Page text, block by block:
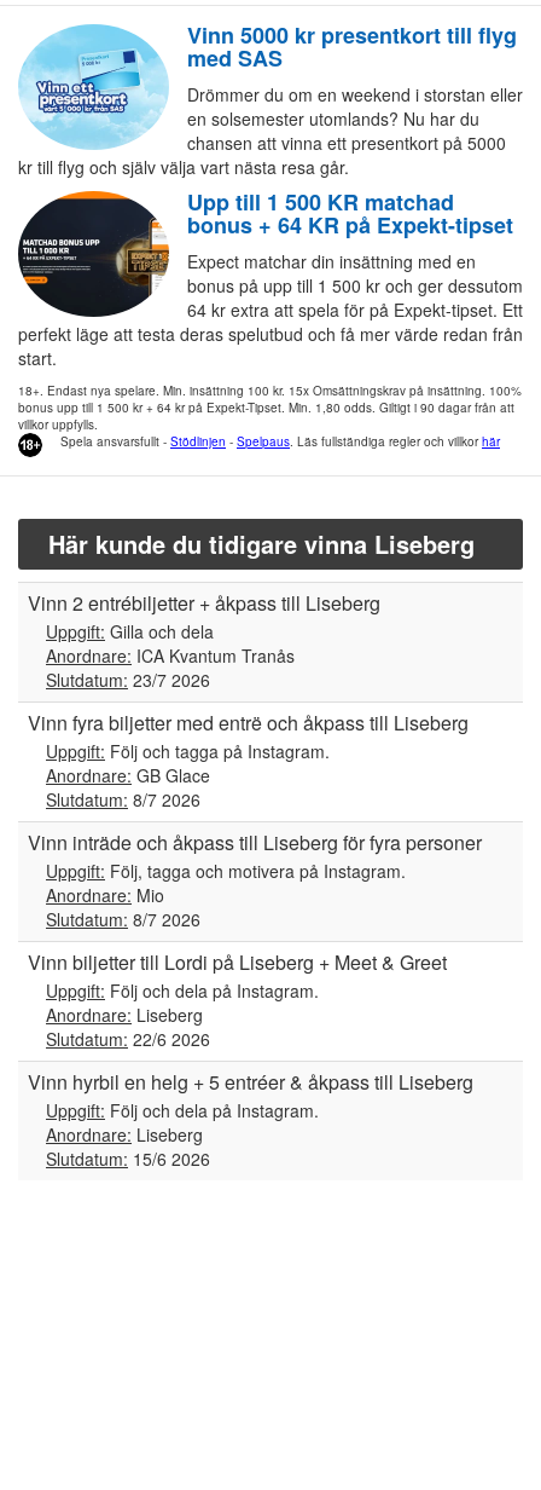
Vinn 5000 kr presentkort till flyg
med SAS
Drömmer du om en weekend i storstan eller
en solsemester utomlands? Nu har du
chansen att vinna ett presentkort på 5000
kr till flyg och själv välja vart nästa resa går.
Upp till 1 500 KR matchad
bonus + 64 KR på Expekt-tipset
Expect matchar din insättning med en
bonus på upp till 1 500 kr och ger dessutom
64 kr extra att spela för på Expekt-tipset. Ett
perfekt läge att testa deras spelutbud och få mer värde redan från
start.
18+. Endast nya spelare. Min. insättning 100 kr. 15x Omsättningskrav på insättning. 100%
bonus upp till 1 500 kr + 64 kr på Expekt-Tipset. Min. 1,80 odds. Giltigt i 90 dagar från att
villkor uppfylls.
Spela ansvarsfullt - Stödlinjen - Spelpaus. Läs fullständiga regler och villkorhär
Här kunde du tidigare vinna Liseberg
Vinn 2 entrébiljetter + åkpass till Liseberg
Uppgift: Gilla och dela
Anordnare: ICA Kvantum Tranås
Slutdatum: 23/7 2026
Vinn fyra biljetter med entrë och åkpass till Liseberg
Uppgift: Följ och tagga på Instagram.
Anordnare: GB Glace
Slutdatum: 8/7 2026
Vinn inträde och åkpass till Liseberg för fyra personer
Uppgift: Följ, tagga och motivera på Instagram.
Anordnare: Mio
Slutdatum: 8/7 2026
Vinn biljetter till Lordi på Liseberg + Meet & Greet
Uppgift: Följ och dela på Instagram.
Anordnare: Liseberg
Slutdatum: 22/6 2026
Vinn hyrbil en helg + 5 entréer & åkpass till Liseberg
Uppgift: Följ och dela på Instagram.
Anordnare: Liseberg
Slutdatum: 15/6 2026